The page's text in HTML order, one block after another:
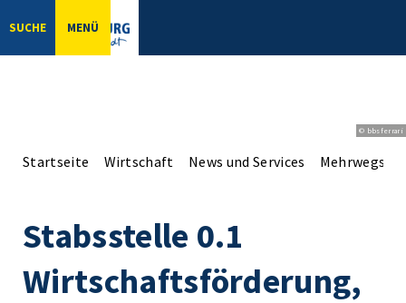
SUCHE MENÜ
© bbsferrari
Startseite Wirtschaft News und Services
Stabsstelle 0.1
Wirtschaftsförderung,